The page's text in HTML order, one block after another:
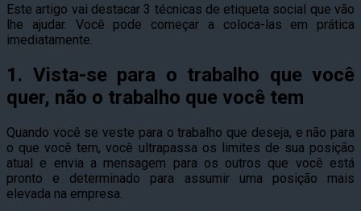
Este artigo vai destacar 3 técnicas de etiqueta social que vão
lhe ajudar. Você pode começar a coloca-las em prática
imediatamente.
1. Vista-se para o trabalho que você
quer, não o trabalho que você tem
Quando você se veste para o trabalho que deseja, e não para
o que você tem, você ultrapassa os limites de sua posição
atual e envia a mensagem para os outros que você está
pronto e determinado para assumir uma posição mais
elevada na empresa.